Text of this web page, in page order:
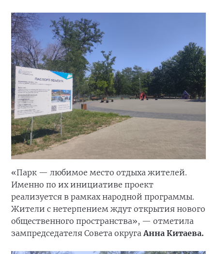
«Парк — любимое место отдыха жителей.
Именно по их инициативе проект
реализуется в рамках народной программы.
Жители с нетерпением ждут открытия нового
общественного пространства», — отметила
зампредседателя Совета округа Анна Китаева.